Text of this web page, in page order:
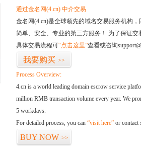
通过金名网(4.cn) 中介交易
金名网(4.cn)是全球领先的域名交易服务机构
简单、安全、专业的第三方服务！ 为了保证
具体交易流程可“点击这里”查看或咨询
我要购买 >>
Process Overview:
4.cn is a world leading domain escrow service
million RMB transaction volume every year. We
5 workdays.
For detailed process, you can “visit here” or contact
BUY NOW >>